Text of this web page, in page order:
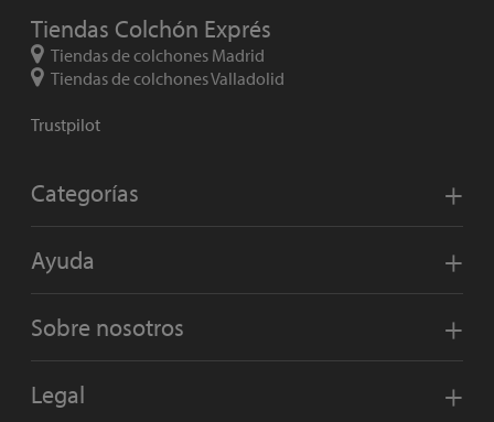
Tiendas Colchón Exprés
Tiendas de colchones Madrid
Tiendas de colchones Valladolid
Trustpilot
Categorías
Ayuda
Sobre nosotros
Legal